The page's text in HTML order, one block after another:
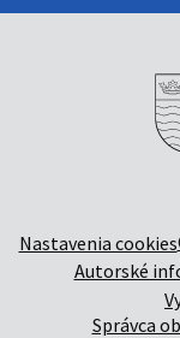
Nastavenia cookies
Autorské
Správca